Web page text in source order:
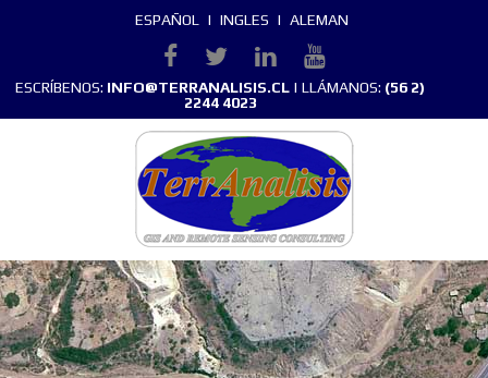
ESPAÑOL | INGLES | ALEMAN
ESCRÍBENOS: INFO@TERRANALISIS.CL | LLÁMANOS: (56 2)
2244 4023